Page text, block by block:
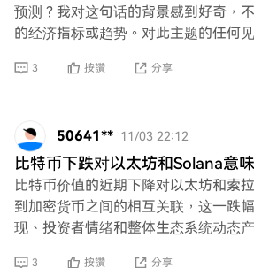
预测？我对这句话的背景感到好奇，
的经济指标或趋势。对此主题的任何
3 按讚 分享
50641** 11/03 22:12
比特币下跌对以太坊和Solana意
比特币价值的近期下降对以太坊和索
到加密货币之间的相互关联，这一跌
现、投资者情绪和整体生态系统动态
3 按讚 分享